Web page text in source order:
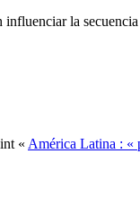
la
« América Latina : «